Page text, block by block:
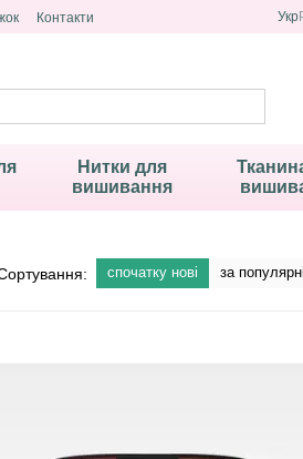
Контакти
Укр
Нитки для
вишивання
спочатку нові за